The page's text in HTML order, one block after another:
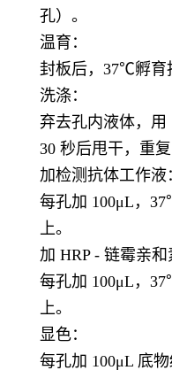
孔）。
温育：
封板后，37℃孵育
洗涤：
弃去孔内液体，
30 秒后甩干，重复
加检测抗体工作液
每孔加 100μL，
上。
加 HRP - 链霉亲和
每孔加 100μL，
上。
显色：
每孔加 100μL 底